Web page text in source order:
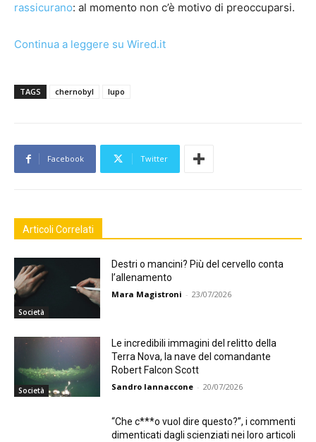
rassicurano: al momento non c’è motivo di preoccuparsi.
Continua a leggere su Wired.it
TAGS chernobyl lupo
Facebook Twitter
Articoli Correlati
Società
Destri o mancini? Più del cervello conta
l’allenamento
Mara Magistroni - 23/07/2026
Società
Le incredibili immagini del relitto della
Terra Nova, la nave del comandante
Robert Falcon Scott
Sandro Iannaccone - 20/07/2026
“Che c***o vuol dire questo?”, i commenti
dimenticati dagli scienziati nei loro articoli